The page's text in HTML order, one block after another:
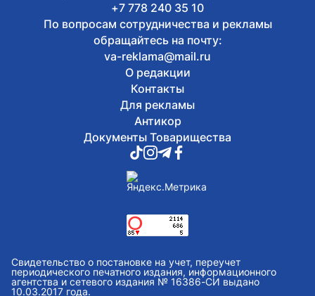
+7 778 240 35 10
По вопросам сотрудничества и рекламы
обращайтесь на почту:
va-reklama@mail.ru
О редакции
Контакты
Для рекламы
Антикор
Документы Товарищества
Свидетельство о постановке на учет, переучет
периодического печатного издания, информационного
агентства и сетевого издания № 16386-СИ выдано
10.03.2017 года.